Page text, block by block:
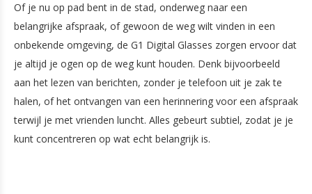
Of je nu op pad bent in de stad, onderweg naar een
belangrijke afspraak, of gewoon de weg wilt vinden in een
onbekende omgeving, de G1 Digital Glasses zorgen ervoor dat
je altijd je ogen op de weg kunt houden. Denk bijvoorbeeld
aan het lezen van berichten, zonder je telefoon uit je zak te
halen, of het ontvangen van een herinnering voor een afspraak
terwijl je met vrienden luncht. Alles gebeurt subtiel, zodat je je
kunt concentreren op wat echt belangrijk is.